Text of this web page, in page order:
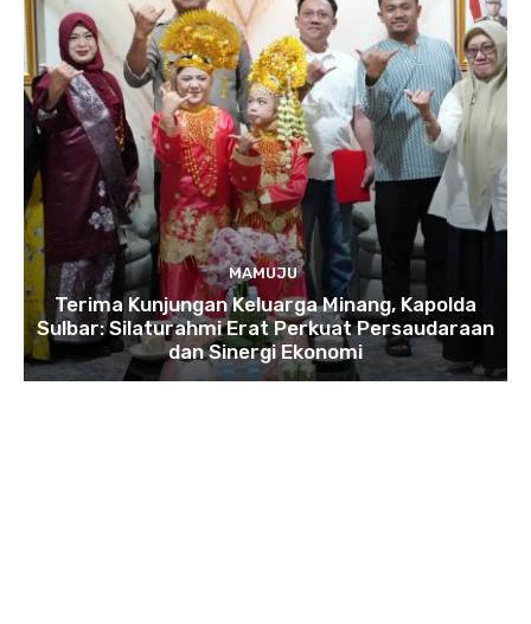
MAMUJU
Terima Kunjungan Keluarga Minang, Kapolda
Sulbar: Silaturahmi Erat Perkuat Persaudaraan
dan Sinergi Ekonomi